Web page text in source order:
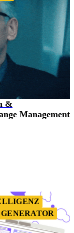
&
Management